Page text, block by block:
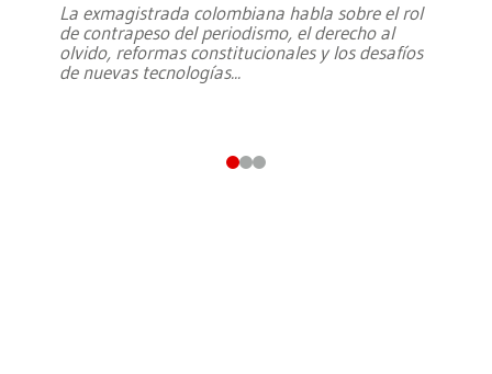
La exmagistrada colombiana habla sobre el rol
de contrapeso del periodismo, el derecho al
olvido, reformas constitucionales y los desafíos
de nuevas tecnologías...